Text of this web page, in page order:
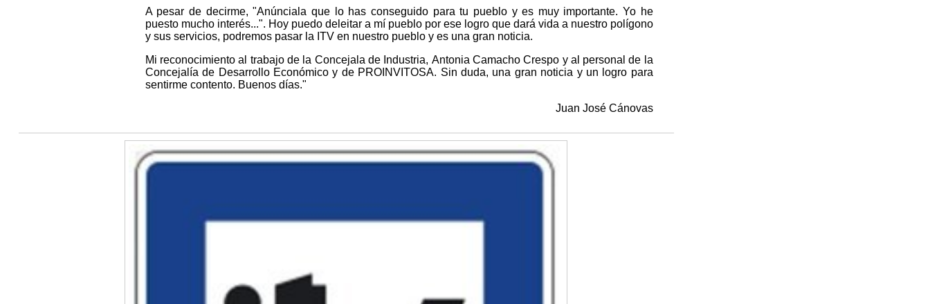
A pesar de decirme, "Anúnciala que lo has conseguido para tu pueblo y es muy importante. Yo he
puesto mucho interés...". Hoy puedo deleitar a mí pueblo por ese logro que dará vida a nuestro polígono
y sus servicios, podremos pasar la ITV en nuestro pueblo y es una gran noticia.
Mi reconocimiento al trabajo de la Concejala de Industria, Antonia Camacho Crespo y al personal de la
Concejalía de Desarrollo Económico y de PROINVITOSA. Sin duda, una gran noticia y un logro para
sentirme contento. Buenos días."
Juan José Cánovas